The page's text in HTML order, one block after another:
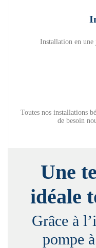
Installation en une
Toutes nos installations
de besoin
Une
idéale
Grâce à
pompe